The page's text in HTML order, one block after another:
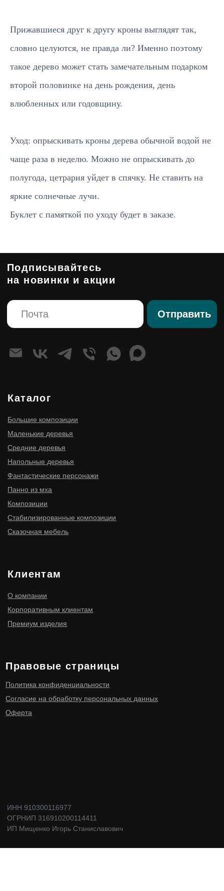
Прижавшиеся друг к другу кроны выглядят так,
словно целуются, не правда ли? Именно поэтому
такое дерево может стать замечательным подарком
второй половинке на день рождения, день
влюбленных или годовщину.
Уход: опрыскивать кроны дерева обычной водой не
чаще раза в неделю. Можно не опрыскивать до
полугода, цетрария уйдет в спячку. Не ставить на
яркие солнечные лучи.
Буклет с памяткой по уходу будет в заказе.
ИНН 910300116977
ИП Мищенко Игорь Станиславович
Маленькие деревья
Напольные деревья
Фантастические персонажи
Панно из мха
Корпоративным клиентам
Премиум изделия
Клиентам
Политика конфиденциальности
Правовые страницы
на новинки и акции